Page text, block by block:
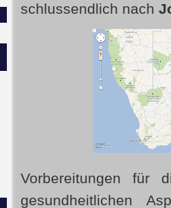
schlussendlich nach
Vorbereitungen für
gesundheitlichen